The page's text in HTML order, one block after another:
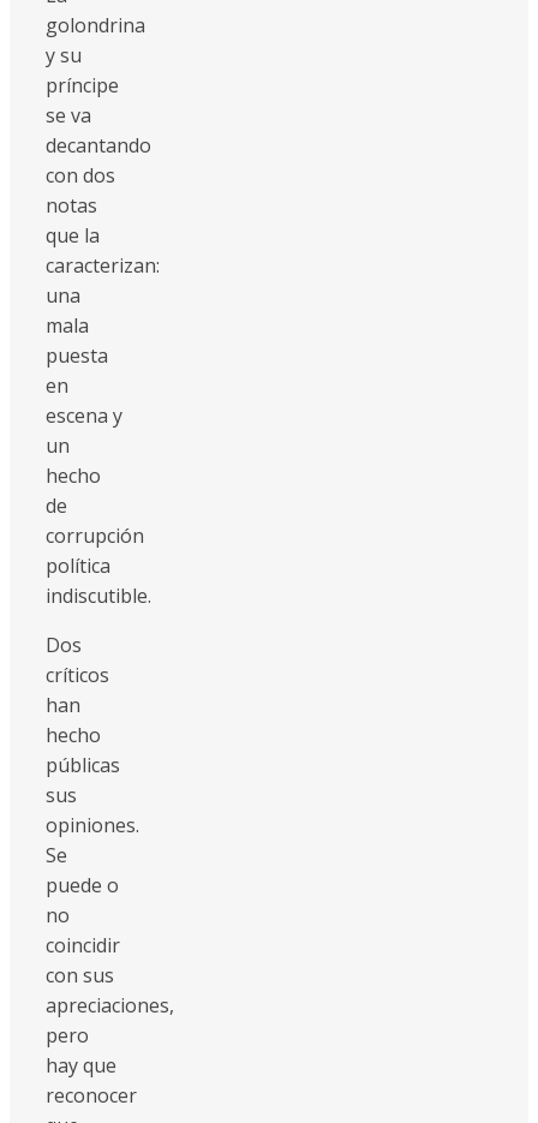
golondrina
y su
príncipe
se va
decantando
con dos
notas
que la
caracterizan:
una
mala
puesta
en
escena y
un
hecho
de
corrupción
política
indiscutible.
Dos
críticos
han
hecho
públicas
sus
opiniones.
Se
puede o
no
coincidir
con sus
apreciaciones,
pero
hay que
reconocer